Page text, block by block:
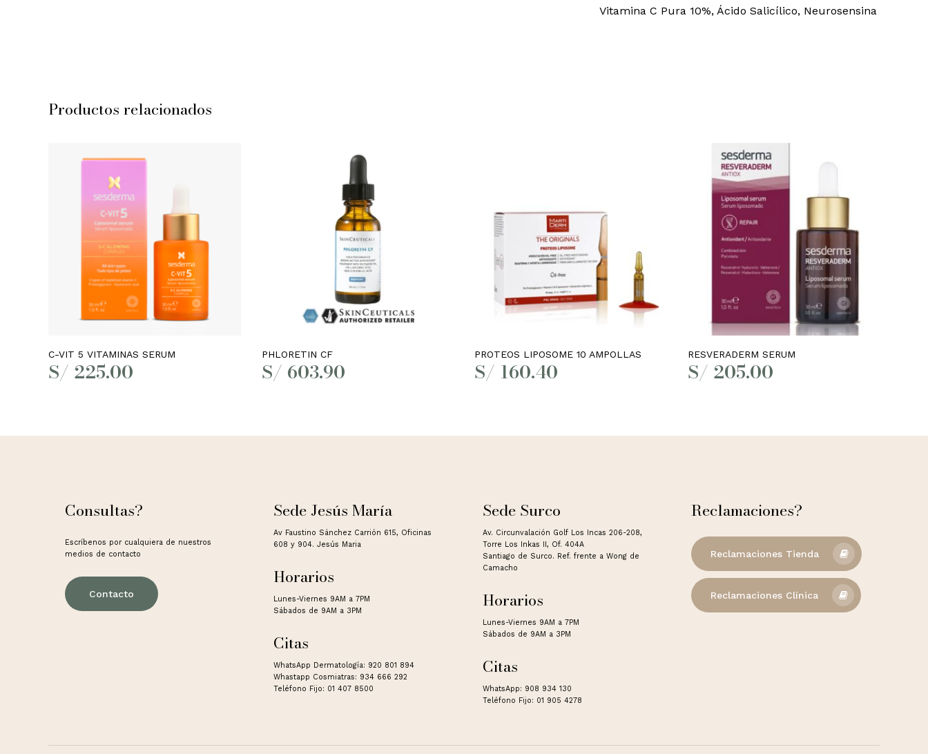
Vitamina C Pura 10%, Ácido Salicílico, Neurosensina
Productos relacionados
Leer más
C-VIT 5 VITAMINAS SERUM
S/ 225.00
Añadir al carrito
PHLORETIN CF
S/ 603.90
Leer más
PROTEOS LIPOSOME 10 AMPOLLAS
S/ 160.40
Añadir al carrito
RESVERADERM SERUM
S/ 205.00
Consultas?
Escríbenos por cualquiera de nuestros
medios de contacto
Contacto
Sede Jesús María
Av Faustino Sánchez Carrión 615, Oficinas
608 y 904. Jesús Maria
Horarios
Lunes-Viernes 9AM a 7PM
Sábados de 9AM a 3PM
Citas
WhatsApp Dermatología: 920 801 894
Whastapp Cosmiatras: 934 666 292
Teléfono Fijo: 01 407 8500
Sede Surco
Av. Circunvalación Golf Los Incas 206-208,
Torre Los Inkas II, Of. 404A
Santiago de Surco. Ref. frente a Wong de
Camacho
Horarios
Lunes-Viernes 9AM a 7PM
Sábados de 9AM a 3PM
Citas
WhatsApp: 908 934 130
Teléfono Fijo: 01 905 4278
Reclamaciones?
Reclamaciones Tienda
Reclamaciones Clínica